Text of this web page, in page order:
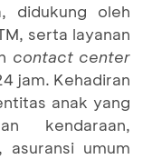
didukung oleh
serta layanan
contact center
jam. Kehadiran
anak yang
kendaraan,
asuransi umum